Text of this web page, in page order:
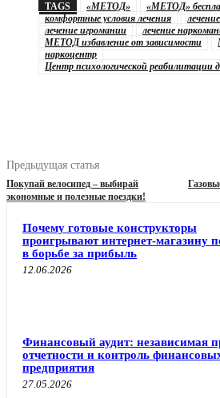
TAGS «МЕТОД»
«МЕТОД»
комфортные условия лечения
лечение игромании
лечение
МЕТОД избавление от зависимости
наркоцентр
Центр психологической реабилитации
Предыдущая статья
Покупай велосипед – выбирай
экономные и полезные поездки!
Почему готовые конструкторы
проигрывают интернет-магазину
в борьбе за прибыль
12.06.2026
Финансовый аудит: независимая
отчетности и контроль
предприятия
27.05.2026